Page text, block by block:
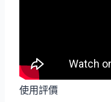
使用評價